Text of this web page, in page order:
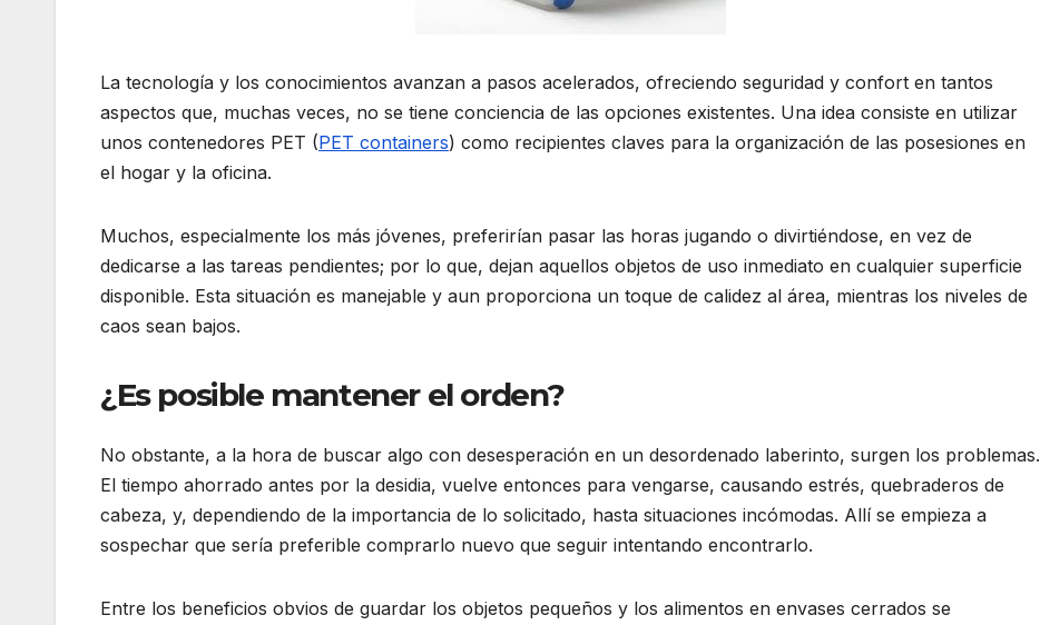
La tecnología y los conocimientos avanzan a pasos acelerados, ofreciendo seguridad y confort en tantos
aspectos que, muchas veces, no se tiene conciencia de las opciones existentes. Una idea consiste en utilizar
unos contenedores PET (PET containers) como recipientes claves para la organización de las posesiones en
el hogar y la oficina.
Muchos, especialmente los más jóvenes, preferirían pasar las horas jugando o divirtiéndose, en vez de
dedicarse a las tareas pendientes; por lo que, dejan aquellos objetos de uso inmediato en cualquier superficie
disponible. Esta situación es manejable y aun proporciona un toque de calidez al área, mientras los niveles de
caos sean bajos.
¿Es posible mantener el orden?
No obstante, a la hora de buscar algo con desesperación en un desordenado laberinto, surgen los problemas.
El tiempo ahorrado antes por la desidia, vuelve entonces para vengarse, causando estrés, quebraderos de
cabeza, y, dependiendo de la importancia de lo solicitado, hasta situaciones incómodas. Allí se empieza a
sospechar que sería preferible comprarlo nuevo que seguir intentando encontrarlo.
Entre los beneficios obvios de guardar los objetos pequeños y los alimentos en envases cerrados se